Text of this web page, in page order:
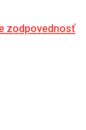
zodpovednosť